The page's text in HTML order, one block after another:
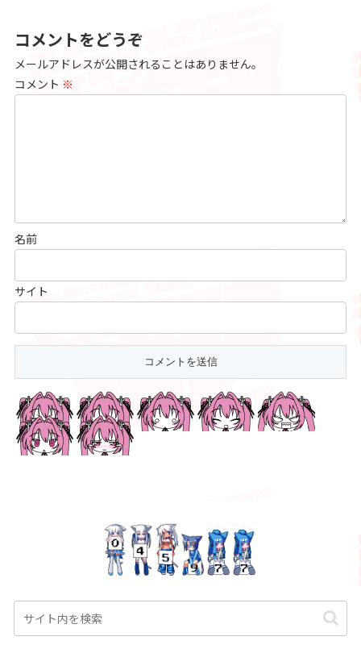
コメントをどうぞ
メールアドレスが公開されることはありません。
コメント ※
名前
サイト